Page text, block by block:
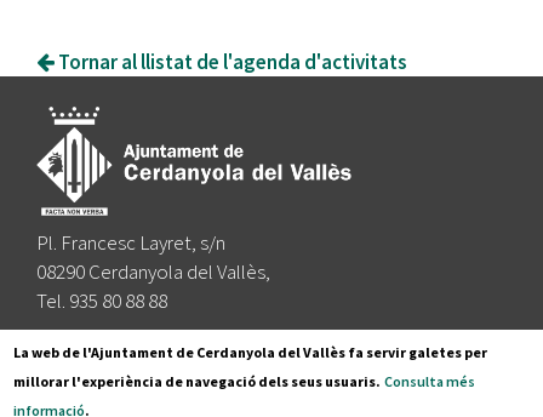
Tornar al llistat de l'agenda d'activitats
Pl. Francesc Layret, s/n
08290 Cerdanyola del Vallès,
Tel. 935 80 88 88
Segueix-nos a:
La web de l'Ajuntament de Cerdanyola del Vallès fa servir galetes per
millorar l'experiència de navegació dels seus usuaris. Consulta més
informació.